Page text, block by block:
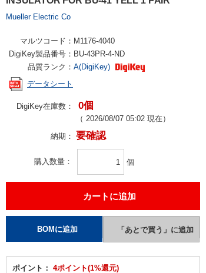
Mueller Electric Co
マルツコード： M1176-4040
DigiKey製品番号： BU-43PR-4-ND
品質ランク： A(DigiKey)
データシート
DigiKey在庫数： 0個
（ 2026/08/07 05:02 現在）
納期： 要確認
購入数量 個
ポイント： 4ポイント(1%還元)